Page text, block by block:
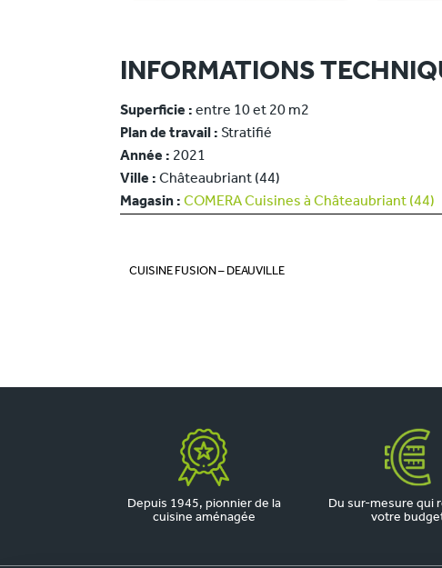
INFORMATIONS
Superficie : entre 10 et 20 m2
Plan de travail : Stratifié
Année : 2021
Ville : Châteaubriant (44)
Magasin : COMERA Cuisines à Châteaubriant (44)
CUISINE FUSION – DEAUVILLE
Depuis 1945, pionnier de la
cuisine aménagée
Du sur-mesure qui
votre